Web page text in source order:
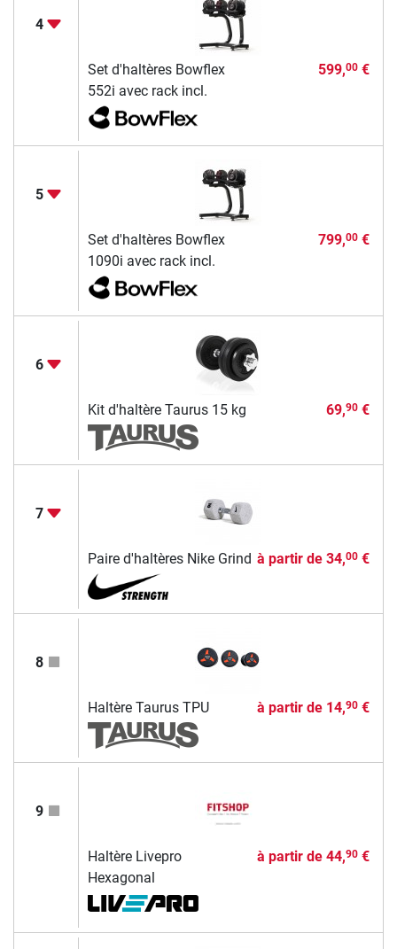
4
Set d'haltères Bowflex
552i avec rack incl.
599,00€
5
Set d'haltères Bowflex
1090i avec rack incl.
799,00€
6
Kit d'haltère Taurus 15 kg 69,90€
7
Paire d'haltères Nike Grind à partir de 34,00€
8
Haltère Taurus TPU à partir de 14,90€
9
Haltère Livepro
Hexagonal
à partir de 44,90€